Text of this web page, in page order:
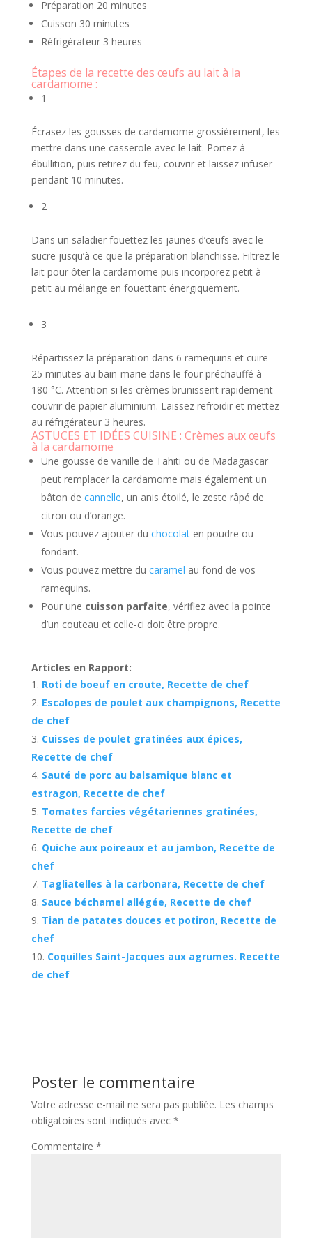
Préparation 20 minutes
Cuisson 30 minutes
Réfrigérateur 3 heures
Étapes de la recette des œufs au lait à la
cardamome :
1
Écrasez les gousses de cardamome grossièrement, les
mettre dans une casserole avec le lait. Portez à
ébullition, puis retirez du feu, couvrir et laissez infuser
pendant 10 minutes.
2
Dans un saladier fouettez les jaunes d’œufs avec le
sucre jusqu’à ce que la préparation blanchisse. Filtrez le
lait pour ôter la cardamome puis incorporez petit à
petit au mélange en fouettant énergiquement.
3
Répartissez la préparation dans 6 ramequins et cuire
25 minutes au bain-marie dans le four préchauffé à
180 °C. Attention si les crèmes brunissent rapidement
couvrir de papier aluminium. Laissez refroidir et mettez
au réfrigérateur 3 heures.
ASTUCES ET IDÉES CUISINE : Crèmes aux œufs
à la cardamome
Une gousse de vanille de Tahiti ou de Madagascar
peut remplacer la cardamome mais également un
bâton de cannelle, un anis étoilé, le zeste râpé de
citron ou d’orange.
Vous pouvez ajouter du chocolaten poudre ou
fondant.
Vous pouvez mettre du caramel au fond de vos
ramequins.
Pour une cuisson parfaite, vérifiez avec la pointe
d’un couteau et celle-ci doit être propre.
Articles en Rapport:
Roti de boeuf en croute, Recette de chef
Escalopes de poulet aux champignons, Recette
de chef
Cuisses de poulet gratinées aux épices,
Recette de chef
Sauté de porc au balsamique blanc et
estragon, Recette de chef
Tomates farcies végétariennes gratinées,
Recette de chef
Quiche aux poireaux et au jambon, Recette de
chef
Tagliatelles à la carbonara, Recette de chef
Sauce béchamel allégée, Recette de chef
Tian de patates douces et potiron, Recette de
chef
Coquilles Saint-Jacques aux agrumes. Recette
de chef
Poster le commentaire
Votre adresse e-mail ne sera pas publiée. Les champs
obligatoires sont indiqués avec *
Commentaire *